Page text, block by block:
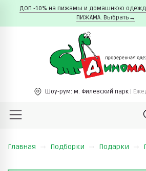
ДОП -10% на пижамы и домашнюю
ПИЖАМА. Выбрать→
Шоу-рум: м. Филевский парк |
Главная Подборки Подарки